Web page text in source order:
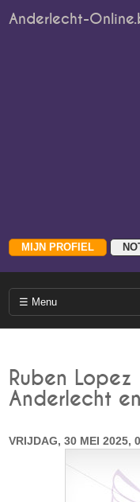
Anderlecht-
Ruben
Anderlecht
VRIJDAG, 30 MEI 2025,